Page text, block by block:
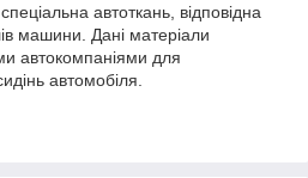
автоткань, відповідна
машини. Дані матеріали
автокомпаніями для
автомобіля.